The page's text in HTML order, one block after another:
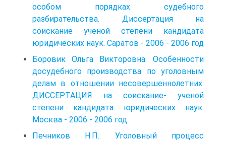
особом порядках судебного
разбирательства. Диссертация на
соискание ученой степени кандидата
юридических наук. Саратов - 2006 - 2006 год
Боровик Ольга Викторовна. Особенности
досудебного производства по уголовным
делам в отношении несовершеннолетних.
ДИССЕРТАЦИЯ на соискание- ученой
степени кандидата юридических наук.
Москва - 2006 - 2006 год
Печников Н.П.. Уголовный процесс